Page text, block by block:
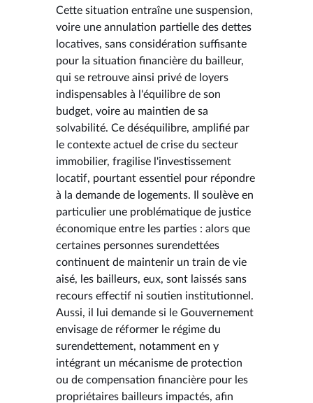
Cette situation entraîne une suspension,
voire une annulation partielle des dettes
locatives, sans considération suffisante
pour la situation financière du bailleur,
qui se retrouve ainsi privé de loyers
indispensables à l'équilibre de son
budget, voire au maintien de sa
solvabilité. Ce déséquilibre, amplifié par
le contexte actuel de crise du secteur
immobilier, fragilise l'investissement
locatif, pourtant essentiel pour répondre
à la demande de logements. Il soulève en
particulier une problématique de justice
économique entre les parties : alors que
certaines personnes surendettées
continuent de maintenir un train de vie
aisé, les bailleurs, eux, sont laissés sans
recours effectif ni soutien institutionnel.
Aussi, il lui demande si le Gouvernement
envisage de réformer le régime du
surendettement, notamment en y
intégrant un mécanisme de protection
ou de compensation financière pour les
propriétaires bailleurs impactés, afin